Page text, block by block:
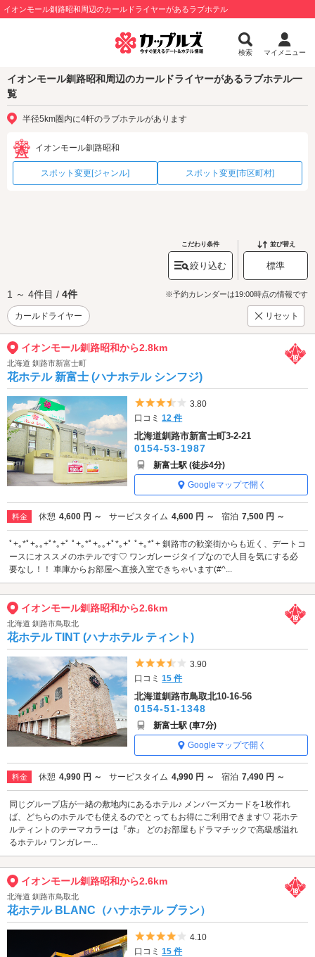
イオンモール釧路昭和周辺のカールドライヤーがあるラブホテル
検索 マイメニュー
イオンモール釧路昭和周辺のカールドライヤーがあるラブホテル一
覧
半径5km圏内に4軒のラブホテルがあります
イオンモール釧路昭和
スポット変更[ジャンル] スポット変更[市区町村]
こだわり条件
絞り込む
並び替え
標準
1 ～ 4件目 / 4件 ※予約カレンダーは19:00時点の情報です
カールドライヤー リセット
イオンモール釧路昭和から2.8km
北海道 釧路市新富士町
花ホテル 新富士 (ハナホテル シンフジ)
5つ星のうち3.5
3.80
口コミ12 件
北海道釧路市新富士町3-2-21
0154-53-1987
新富士駅 (徒歩4分)
Googleマップで開く
料金 休憩 4,600 円 ～ サービスタイム 4,600 円 ～ 宿泊 7,500 円 ～
ﾟ+｡*ﾟ+｡｡+ﾟ*｡+ﾟ ﾟ+｡*ﾟ+｡｡+ﾟ*｡+ﾟ ﾟ+｡*ﾟ+ 釧路市の歓楽街からも近く、デートコ
ースにオススメのホテルです♡ ワンガレージタイプなので人目を気にする必
要なし！！ 車庫からお部屋へ直接入室できちゃいます(#^...
イオンモール釧路昭和から2.6km
北海道 釧路市鳥取北
花ホテル TINT (ハナホテル ティント)
5つ星のうち3.5
3.90
口コミ15 件
北海道釧路市鳥取北10-16-56
0154-51-1348
新富士駅 (車7分)
Googleマップで開く
料金 休憩 4,990 円 ～ サービスタイム 4,990 円 ～ 宿泊 7,490 円 ～
同じグループ店が一緒の敷地内にあるホテル♪ メンバーズカードを1枚作れ
ば、どちらのホテルでも使えるのでとってもお得にご利用できます♡ 花ホテ
ルティントのテーマカラーは『赤』 どのお部屋もドラマチックで高級感溢れ
るホテル♪ ワンガレー...
イオンモール釧路昭和から2.6km
北海道 釧路市鳥取北
花ホテル BLANC（ハナホテル ブラン）
5つ星のうち4
4.10
口コミ15 件